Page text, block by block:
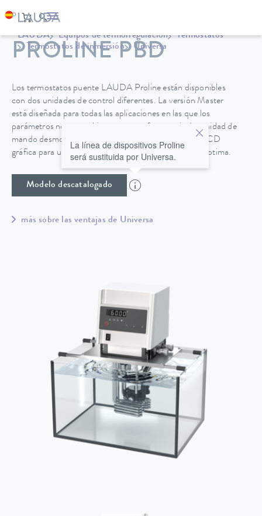
LAUDA Equipos de termorregulación
Termostatos
Termostatos de inmersión
Universa
PROLINE PBD
Los termostatos puente LAUDA Proline están disponibles
con dos unidades de control diferentes. La versión Master
está diseñada para todas las aplicaciones en las que los
parámetros no se cambian con tanta frecuencia. La unidad de
mando desmontable Command ofrece una pantalla LCD
gráfica para un manejo cómodo y una funcionalidad óptima.
Modelo descatalogado
La línea de dispositivos Proline
será sustituida por Universa.
más sobre las ventajas de Universa